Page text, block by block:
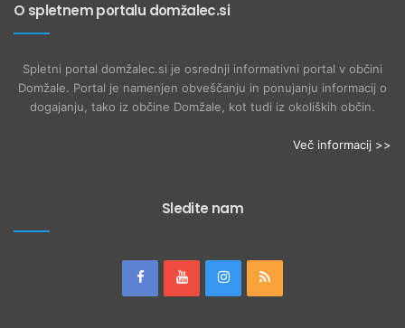
O spletnem portalu domžalec.si
Spletni portal domžalec.si je osrednji informativni portal v občini
Domžale. Portal je namenjen obveščanju in ponujanju informacij o
dogajanju, tako iz občine Domžale, kot tudi iz okoliških občin.
Več informacij >>
Sledite nam